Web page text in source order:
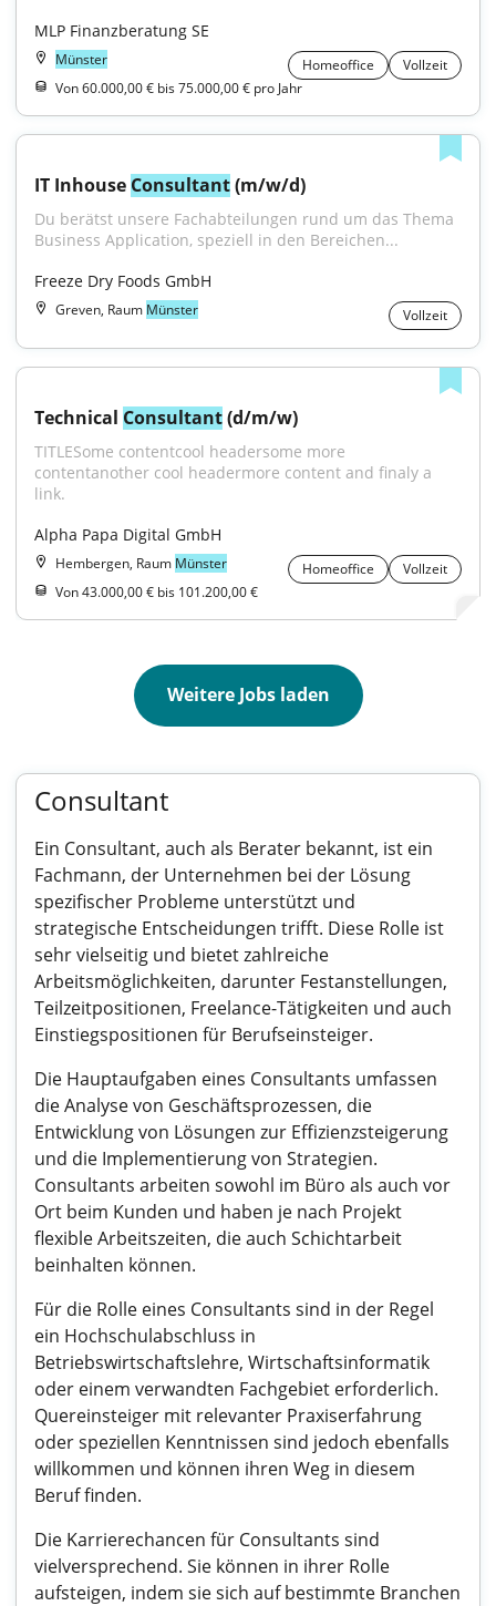
MLP Finanzberatung SE
Münster Homeoffice
Vollzeit
Von 60.000,00 € bis 75.000,00 € pro Jahr
IT Inhouse Consultant (m/w/d)
Du berätst unsere Fachabteilungen rund um das Thema
Business Application, speziell in den Bereichen...
Freeze Dry Foods GmbH
Greven, Raum Münster Vollzeit
Technical Consultant (d/m/w)
TITLESome contentcool headersome more
contentanother cool headermore content and finaly a
link.
Alpha Papa Digital GmbH
Hembergen, Raum Münster Homeoffice
Vollzeit
Von 43.000,00 € bis 101.200,00 €
Weitere Jobs laden
Consultant
Ein Consultant, auch als Berater bekannt, ist ein
Fachmann, der Unternehmen bei der Lösung
spezifischer Probleme unterstützt und
strategische Entscheidungen trifft. Diese Rolle ist
sehr vielseitig und bietet zahlreiche
Arbeitsmöglichkeiten, darunter Festanstellungen,
Teilzeitpositionen, Freelance-Tätigkeiten und auch
Einstiegspositionen für Berufseinsteiger.
Die Hauptaufgaben eines Consultants umfassen
die Analyse von Geschäftsprozessen, die
Entwicklung von Lösungen zur Effizienzsteigerung
und die Implementierung von Strategien.
Consultants arbeiten sowohl im Büro als auch vor
Ort beim Kunden und haben je nach Projekt
flexible Arbeitszeiten, die auch Schichtarbeit
beinhalten können.
Für die Rolle eines Consultants sind in der Regel
ein Hochschulabschluss in
Betriebswirtschaftslehre, Wirtschaftsinformatik
oder einem verwandten Fachgebiet erforderlich.
Quereinsteiger mit relevanter Praxiserfahrung
oder speziellen Kenntnissen sind jedoch ebenfalls
willkommen und können ihren Weg in diesem
Beruf finden.
Die Karrierechancen für Consultants sind
vielversprechend. Sie können in ihrer Rolle
aufsteigen, indem sie sich auf bestimmte Branchen